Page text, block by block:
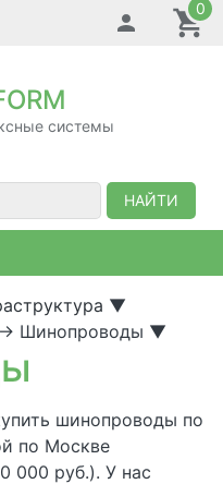
0
системы
НАЙТИ
▼
→ Шинопроводы ▼
шинопроводы по
по Москве
000 руб.). У нас